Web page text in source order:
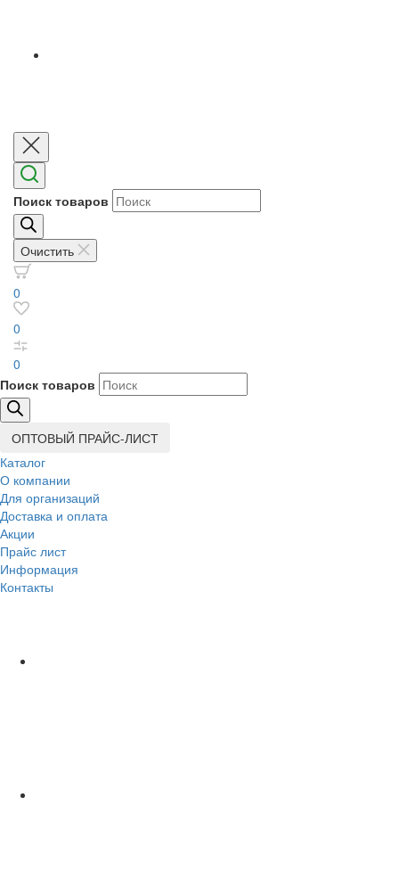
Поиск товаров
Очистить
0
0
0
Поиск товаров
ОПТОВЫЙ ПРАЙС-ЛИСТ
Каталог
О компании
Для организаций
Доставка и оплата
Акции
Прайс лист
Информация
Контакты